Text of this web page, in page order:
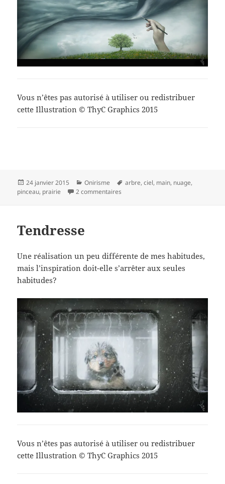
Vous n’êtes pas autorisé à utiliser ou redistribuer
cette Illustration © ThyC Graphics 2015
Publié
le
24 janvier 2015 Catégories
Onirisme
Mots-
arbre,ciel, main, nuage,
pinceau, prairie 2 commentaires
Tendresse
Une réalisation un peu différente de mes habitudes,
mais l’inspiration doit-elle s’arrêter aux seules
habitudes?
Vous n’êtes pas autorisé à utiliser ou redistribuer
cette Illustration © ThyC Graphics 2015